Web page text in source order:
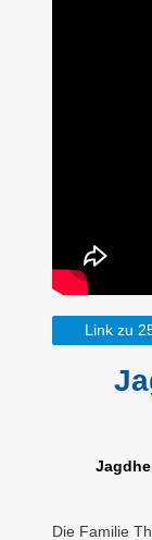
Link zu
Die Familie